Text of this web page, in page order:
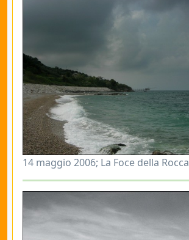
14 maggio 2006; La Foce della Rocca